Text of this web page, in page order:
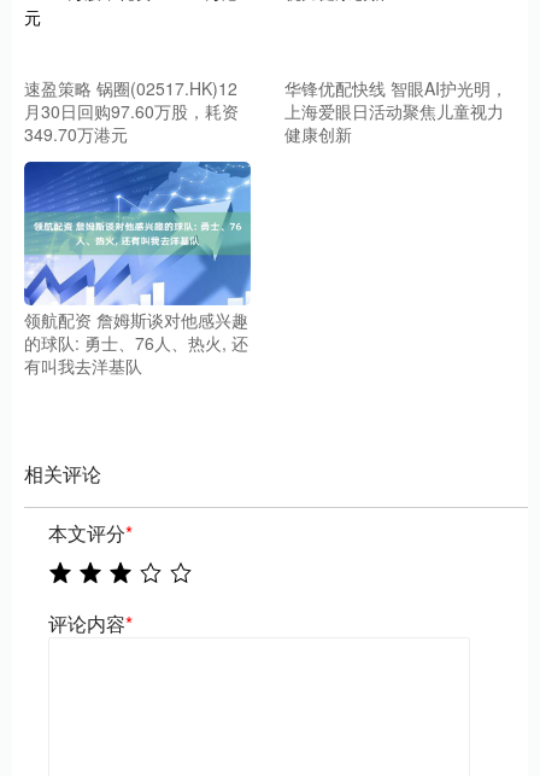
速盈策略 锅圈(02517.HK)12
月30日回购97.60万股，耗资
349.70万港元
华锋优配快线 智眼AI护光明，
上海爱眼日活动聚焦儿童视力
健康创新
领航配资 詹姆斯谈对他感兴趣
的球队: 勇士、76人、热火, 还
有叫我去洋基队
相关评论
本文评分*
评论内容*